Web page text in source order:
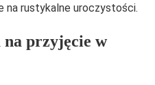
na rustykalne uroczystości.
przyjęcie w